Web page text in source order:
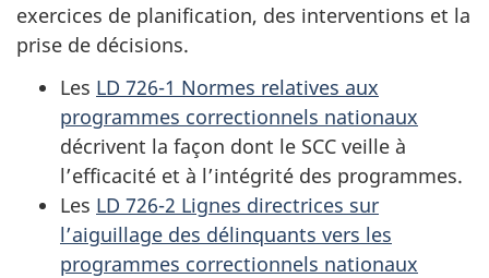
exercices de planification, des interventions et la
prise de décisions.
Les LD 726-1 Normes relatives aux
programmes correctionnels nationaux
décrivent la façon dont le SCC veille à
l’efficacité et à l’intégrité des programmes.
Les LD 726-2 Lignes directrices sur
l’aiguillage des délinquants vers les
programmes correctionnels nationaux